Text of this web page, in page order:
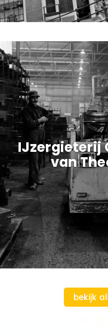
IJzergieterij
van
bekijk